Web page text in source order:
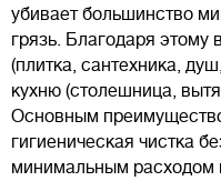
убивает большинство
грязь. Благодаря
(плитка, сантехника,
кухню (столешница,
Основным
гигиеническая чистка
минимальным расходом